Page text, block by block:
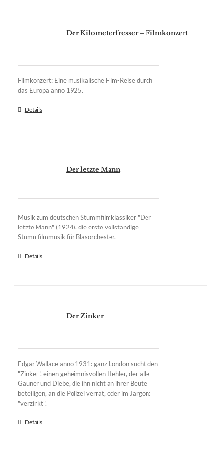
Der Kilometerfresser – Filmkonzert
Filmkonzert: Eine musikalische Film-Reise durch
das Europa anno 1925.
Details
Der letzte Mann
Musik zum deutschen Stummfilmklassiker "Der
letzte Mann" (1924), die erste vollständige
Stummfilmmusik für Blasorchester.
Details
Der Zinker
Edgar Wallace anno 1931: ganz London sucht den
"Zinker", einen geheimnisvollen Hehler, der alle
Gauner und Diebe, die ihn nicht an ihrer Beute
beteiligen, an die Polizei verrät, oder im Jargon:
"verzinkt".
Details